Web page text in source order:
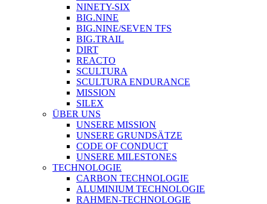
NINETY-SIX
BIG.NINE
BIG.NINE/SEVEN TFS
BIG.TRAIL
DIRT
REACTO
SCULTURA
SCULTURA ENDURANCE
MISSION
SILEX
ÜBER UNS
UNSERE MISSION
UNSERE GRUNDSÄTZE
CODE OF CONDUCT
UNSERE MILESTONES
TECHNOLOGIE
CARBON TECHNOLOGIE
ALUMINIUM TECHNOLOGIE
RAHMEN-TECHNOLOGIE